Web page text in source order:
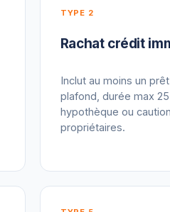
TYPE 2
Rachat crédit
Inclut au moins un
plafond, durée max
hypothèque ou
propriétaires.